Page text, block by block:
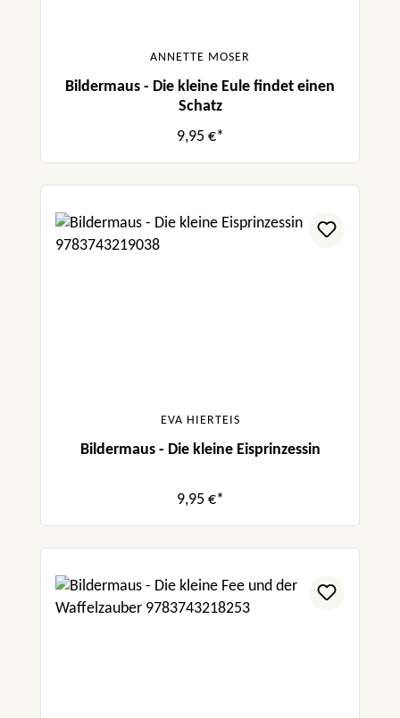
ANNETTE MOSER
Bildermaus - Die kleine Eule findet einen
Schatz
9,95 €*
EVA HIERTEIS
Bildermaus - Die kleine Eisprinzessin
9,95 €*